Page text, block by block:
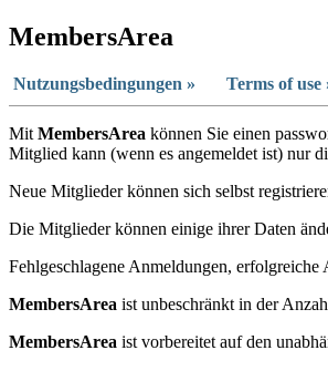
MembersArea
Nutzungsbedingungen » Terms of use
Mit MembersArea können Sie einen
Mitglied kann (wenn es angemeldet ist) nur
Neue Mitglieder können sich selbst
Die Mitglieder können einige ihrer Daten
Fehlgeschlagene Anmeldungen,
MembersArea ist unbeschränkt in der
MembersArea ist vorbereitet auf den